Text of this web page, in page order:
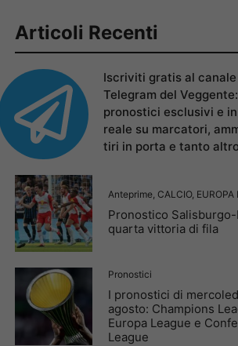
Articoli Recenti
Iscriviti gratis al canale
Telegram del Veggente:
pronostici esclusivi e
reale su marcatori,
tiri in porta e tanto
Anteprime, CALCIO, EUROPA
Pronostico Salisburgo-
quarta vittoria di fila
Pronostici
I pronostici di
agosto: Champions
Europa League e
League